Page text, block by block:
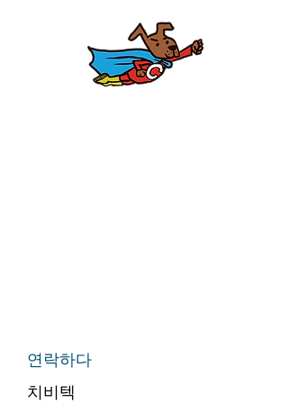
연락하다
치비텍